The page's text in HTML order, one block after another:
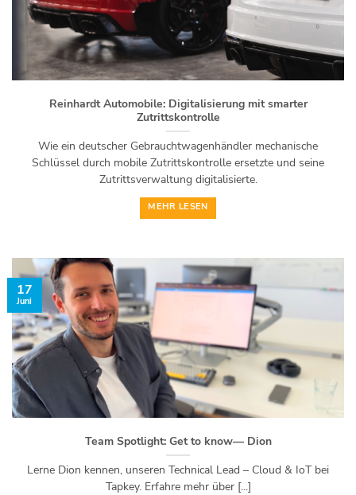
Reinhardt Automobile: Digitalisierung mit smarter
Zutrittskontrolle
Wie ein deutscher Gebrauchtwagenhändler mechanische
Schlüssel durch mobile Zutrittskontrolle ersetzte und seine
Zutrittsverwaltung digitalisierte.
MEHR LESEN
Team Spotlight: Get to know— Dion
Lerne Dion kennen, unseren Technical Lead – Cloud & IoT bei
Tapkey. Erfahre mehr über [...]
17
Juni